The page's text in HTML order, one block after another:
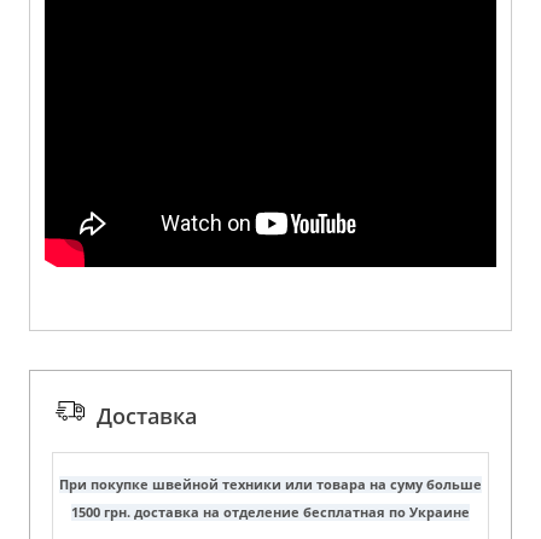
Доставка
При покупке швейной техники или товара на суму больше
1500 грн. доставка на отделение бесплатная по Украине